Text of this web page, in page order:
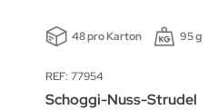
48 pro Karton 95 g
REF: 77954
Schoggi-Nuss-Strudel